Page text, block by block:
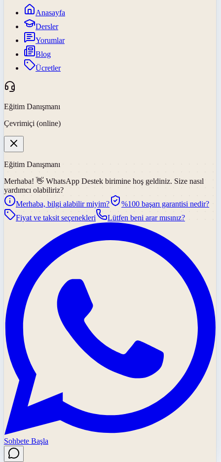
Anasayfa
Dersler
Yorumlar
Blog
Ücretler
Eğitim Danışmanı
Çevrimiçi (online)
Eğitim Danışmanı
Merhaba! 👋 WhatsApp Destek birimine hoş geldiniz. Size nasıl
yardımcı olabiliriz?
Merhaba, bilgi alabilir miyim?
%100 başarı garantisi nedir?
Fiyat ve taksit seçenekleri
Lütfen beni arar mısınız?
Sohbete Başla